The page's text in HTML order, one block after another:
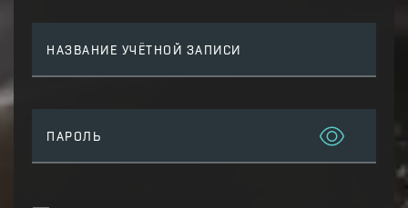
НАЗВАНИЕ УЧЁТНОЙ ЗАПИСИ
ПАРОЛЬ